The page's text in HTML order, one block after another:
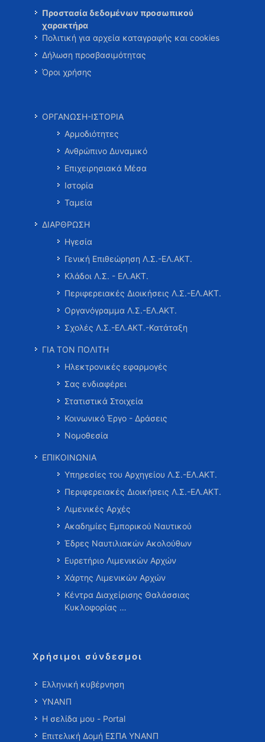
Προστασία δεδομένων προσωπικού
χαρακτήρα
Πολιτική για αρχεία καταγραφής και cookies
Δήλωση προσβασιμότητας
Όροι χρήσης
ΟΡΓΑΝΩΣΗ-ΙΣΤΟΡΙΑ
Αρμοδιότητες
Ανθρώπινο Δυναμικό
Επιχειρησιακά Μέσα
Ιστορία
Ταμεία
ΔΙΑΡΘΡΩΣΗ
Ηγεσία
Γενική Επιθεώρηση Λ.Σ.-ΕΛ.ΑΚΤ.
Κλάδοι Λ.Σ. - ΕΛ.ΑΚΤ.
Περιφερειακές Διοικήσεις Λ.Σ.-ΕΛ.ΑΚΤ.
Οργανόγραμμα Λ.Σ.-ΕΛ.ΑΚΤ.
Σχολές Λ.Σ.-ΕΛ.ΑΚΤ.-Κατάταξη
ΓΙΑ ΤΟΝ ΠΟΛΙΤΗ
Ηλεκτρονικές εφαρμογές
Σας ενδιαφέρει
Στατιστικά Στοιχεία
Κοινωνικό Έργο - Δράσεις
Νομοθεσία
ΕΠΙΚΟΙΝΩΝΙΑ
Υπηρεσίες του Αρχηγείου Λ.Σ.-ΕΛ.ΑΚΤ.
Περιφερειακές Διοικήσεις Λ.Σ.-ΕΛ.ΑΚΤ.
Λιμενικές Αρχές
Ακαδημίες Εμπορικού Ναυτικού
Έδρες Ναυτιλιακών Ακολούθων
Ευρετήριο Λιμενικών Αρχών
Χάρτης Λιμενικών Αρχών
Κέντρα Διαχείρισης Θαλάσσιας
Κυκλοφορίας …
Χρήσιμοι σύνδεσμοι
Ελληνική κυβέρνηση
ΥΝΑΝΠ
Η σελίδα μου - Portal
Επιτελική Δομή ΕΣΠΑ ΥΝΑΝΠ